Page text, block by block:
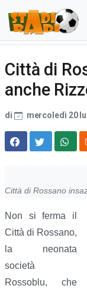
Città di
anche
di mercoledì 20
Città di Rossano
Non si ferma il
Città di Rossano,
la neonata
società
Rossoblu, che